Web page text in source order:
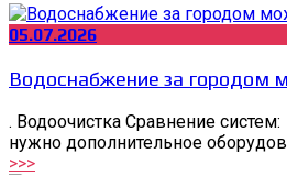
05.07.2026
Водоснабжение за городом
. Водоочистка Сравнение
нужно дополнительное
>>>